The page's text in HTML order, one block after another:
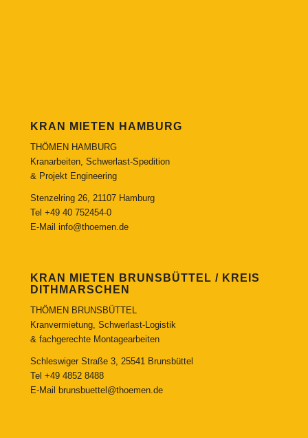
KRAN MIETEN HAMBURG
THÖMEN HAMBURG
Kranarbeiten, Schwerlast-Spedition
& Projekt Engineering
Stenzelring 26, 21107 Hamburg
Tel +49 40 752454-0
E-Mail info@thoemen.de
KRAN MIETEN BRUNSBÜTTEL / KREIS
DITHMARSCHEN
THÖMEN BRUNSBÜTTEL
Kranvermietung, Schwerlast-Logistik
& fachgerechte Montagearbeiten
Schleswiger Straße 3, 25541 Brunsbüttel
Tel +49 4852 8488
E-Mail
brunsbuettel@thoemen.de